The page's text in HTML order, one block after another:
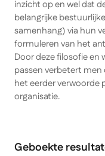
inzicht op en wel dat
belangrijke
samenhang) via hun
formuleren van het
Door deze filosofie en
passen verbetert
het eerder verwoorde
organisatie.
Geboekte